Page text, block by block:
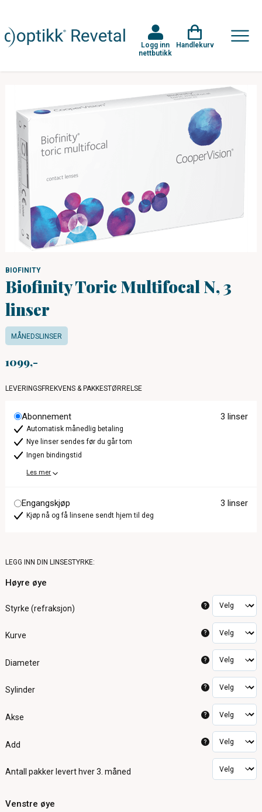
Logg inn
nettbutikk
Handlekurv
BIOFINITY
Biofinity Toric Multifocal N, 3
linser
MÅNEDSLINSER
1099
LEVERINGSFREKVENS & PAKKESTØRRELSE
Abonnement 3 linser
Automatisk månedlig betaling
Nye linser sendes før du går tom
Ingen bindingstid
Les mer
Engangskjøp 3 linser
Kjøp nå og få linsene sendt hjem til deg
LEGG INN DIN LINSESTYRKE:
Høyre øye
Styrke (refraksjon) ?
Kurve ?
Diameter ?
Sylinder ?
Akse ?
Add ?
Antall pakker levert hver 3. måned
Venstre øye